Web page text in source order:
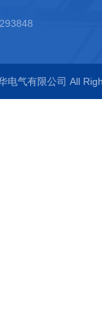
电气有限公司 All